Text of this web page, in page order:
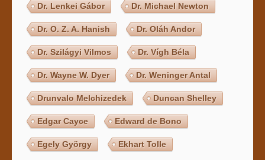
Dr. Lenkei Gábor Dr. Michael Newton
Dr. O. Z. A. Hanish Dr. Oláh Andor
Dr. Szilágyi Vilmos Dr. Vígh Béla
Dr. Wayne W. Dyer Dr. Weninger Antal
Drunvalo Melchizedek Duncan Shelley
Edgar Cayce Edward de Bono
Egely György Ekhart Tolle